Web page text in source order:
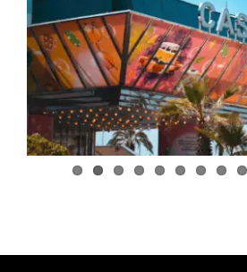
TOURS GASTRONÓMICOS
TOURS PRIVADOS
EXPERIENCIAS ACUÁTICAS